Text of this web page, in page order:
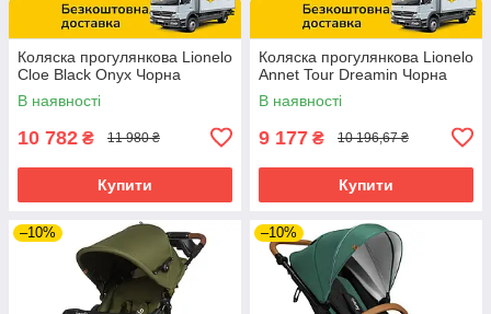
Коляска прогулянкова Lionelo
Cloe Black Onyx Чорна
В наявності
10 782 ₴ 11 980 ₴
Купити
Коляска прогулянкова Lionelo
Annet Tour Dreamin Чорна
В наявності
9 177 ₴ 10 196,67 ₴
Купити
–10% –10%